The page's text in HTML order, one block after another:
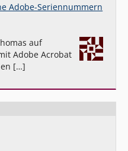
Adobe-Seriennummern
auf
Adobe Acrobat
[…]